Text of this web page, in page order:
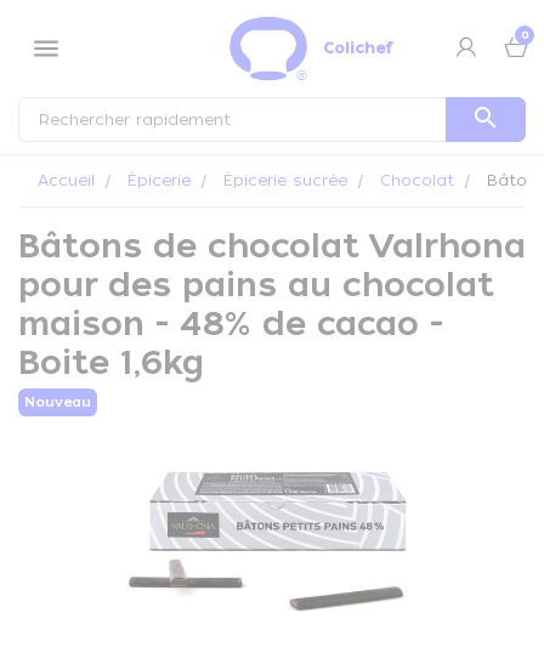
menu Colichef
0
search
Accueil Épicerie Épicerie sucrée Chocolat
Bâtons de chocolat Valrhona
pour des pains au chocolat
maison - 48% de cacao -
Boite 1,6kg
Nouveau